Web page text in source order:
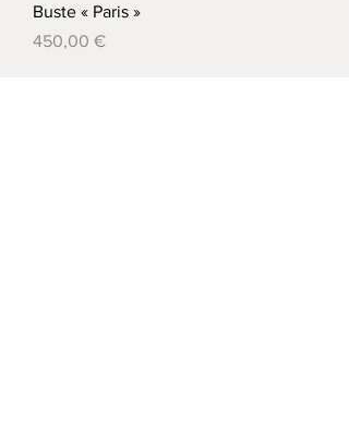
Buste « Paris »
Prix
450,00 €